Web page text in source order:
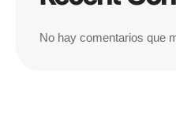
No hay comentarios que